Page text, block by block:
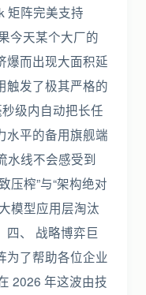
矩阵完美支持
今天某个大厂的
爆而出现大面积延
触发了极其严格的
级内自动把长任
水平的备用旗舰端
水线不会感受到
压榨”与“架构绝对
模型应用层淘汰
四、 战略博弈巨
为了帮助各位企业
2026 年这波由技